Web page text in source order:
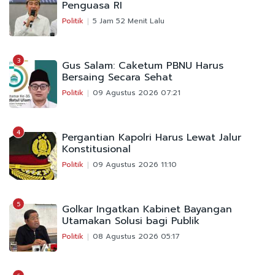
Penguasa RI
Politik 5 Jam 52 Menit Lalu
3 Gus Salam: Caketum PBNU Harus
Bersaing Secara Sehat
Politik 09 Agustus 2026 07:21
4 Pergantian Kapolri Harus Lewat Jalur
Konstitusional
Politik 09 Agustus 2026 11:10
5 Golkar Ingatkan Kabinet Bayangan
Utamakan Solusi bagi Publik
Politik 08 Agustus 2026 05:17